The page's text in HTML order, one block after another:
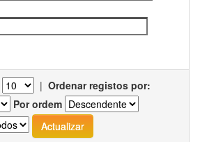
| Ordenar registos por:
Por ordem